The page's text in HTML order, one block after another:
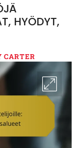
HYÖDYT,
CARTER